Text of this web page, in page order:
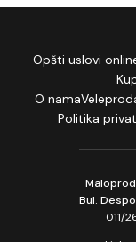
Opšti uslovi
O nama
Politika
Bul.
011/